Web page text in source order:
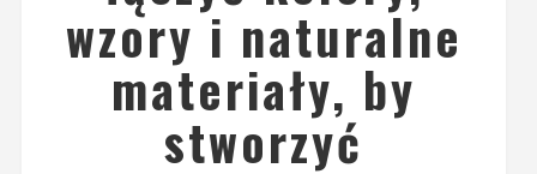
wzory i naturalne
materiały, by
stworzyć